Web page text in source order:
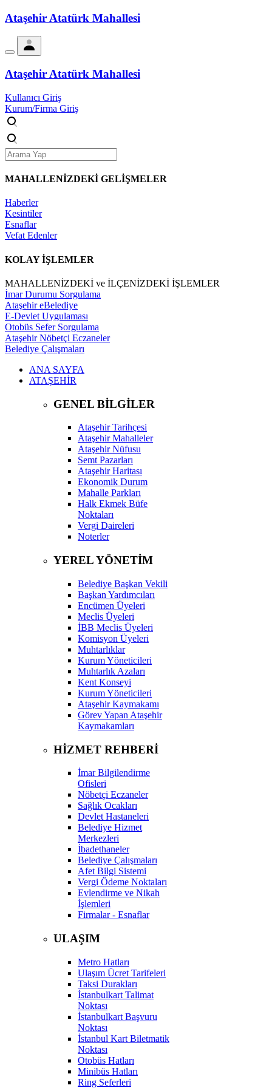
Ataşehir Atatürk Mahallesi
Ataşehir Atatürk Mahallesi
Kullanıcı Giriş
Kurum/Firma Giriş
MAHALLENİZDEKİ GELİŞMELER
Haberler
Kesintiler
Esnaflar
Vefat Edenler
KOLAY İŞLEMLER
MAHALLENİZDEKİ ve İLÇENİZDEKİ İŞLEMLER
İmar Durumu Sorgulama
Ataşehir eBelediye
E-Devlet Uygulaması
Otobüs Sefer Sorgulama
Ataşehir Nöbetçi Eczaneler
Belediye Çalışmaları
ANA SAYFA
ATAŞEHİR
GENEL BİLGİLER
Ataşehir Tarihçesi
Ataşehir Mahalleler
Ataşehir Nüfusu
Semt Pazarları
Ataşehir Haritası
Ekonomik Durum
Mahalle Parkları
Halk Ekmek Büfe
Noktaları
Vergi Daireleri
Noterler
YEREL YÖNETİM
Belediye Başkan Vekili
Başkan Yardımcıları
Encümen Üyeleri
Meclis Üyeleri
İBB Meclis Üyeleri
Komisyon Üyeleri
Muhtarlıklar
Kurum Yöneticileri
Muhtarlık Azaları
Kent Konseyi
Kurum Yöneticileri
Ataşehir Kaymakamı
Görev Yapan Ataşehir
Kaymakamları
HİZMET REHBERİ
İmar Bilgilendirme
Ofisleri
Nöbetçi Eczaneler
Sağlık Ocakları
Devlet Hastaneleri
Belediye Hizmet
Merkezleri
İbadethaneler
Belediye Çalışmaları
Afet Bilgi Sistemi
Vergi Ödeme Noktaları
Evlendirme ve Nikah
İşlemleri
Firmalar - Esnaflar
ULAŞIM
Metro Hatları
Ulaşım Ücret Tarifeleri
Taksi Durakları
İstanbulkart Talimat
Noktası
İstanbulkart Başvuru
Noktası
İstanbul Kart Biletmatik
Noktası
Otobüs Hatları
Minibüs Hatları
Ring Seferleri